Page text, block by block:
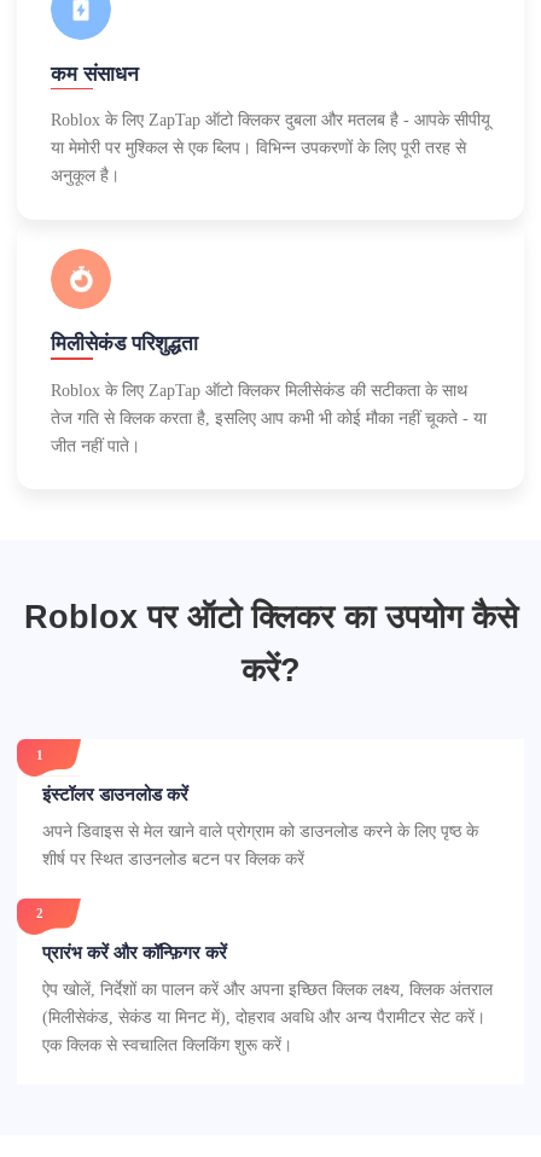
कम संसाधन
Roblox के लिए ZapTap ऑटो क्लिकर दुबला और मतलब है - आपके सीपीयू
या मेमोरी पर मुश्किल से एक ब्लिप। विभिन्न उपकरणों के लिए पूरी तरह से
अनुकूल है।
मिलीसेकंड परिशुद्धता
Roblox के लिए ZapTap ऑटो क्लिकर मिलीसेकंड की सटीकता के साथ
तेज गति से क्लिक करता है, इसलिए आप कभी भी कोई मौका नहीं चूकते - या
जीत नहीं पाते।
Roblox पर ऑटो क्लिकर का उपयोग कैसे
करें?
1
इंस्टॉलर डाउनलोड करें
अपने डिवाइस से मेल खाने वाले प्रोग्राम को डाउनलोड करने के लिए पृष्ठ के
शीर्ष पर स्थित डाउनलोड बटन पर क्लिक करें
2
प्रारंभ करें और कॉन्फ़िगर करें
ऐप खोलें, निर्देशों का पालन करें और अपना इच्छित क्लिक लक्ष्य, क्लिक अंतराल
(मिलीसेकंड, सेकंड या मिनट में), दोहराव अवधि और अन्य पैरामीटर सेट करें।
एक क्लिक से स्वचालित क्लिकिंग शुरू करें।